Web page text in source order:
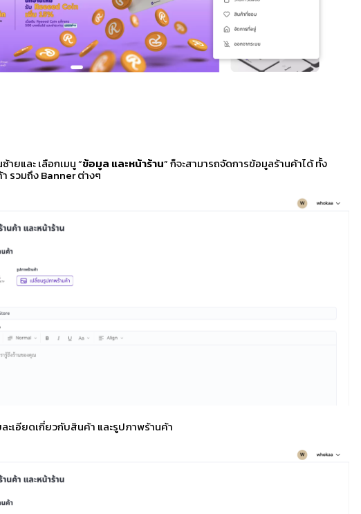
ายและ เลือกเมนู “ข้อมูล และหน้าร้าน” ก็จะสามารถจัดการข้อมูลร้านค้าได้ ทั้ง
รวมถึง Banner ต่างๆ
ะเอียดเกี่ยวกับสินค้า และรูปภาพร้านค้า